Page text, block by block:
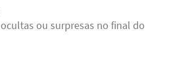
ou surpresas no final do